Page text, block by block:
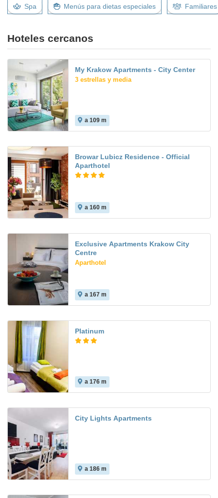
Spa Menús para dietas especiales Familiares
Hoteles cercanos
My Krakow Apartments - City Center
3 estrellas y media
a 109 m
Browar Lubicz Residence - Official
Aparthotel
a 160 m
Exclusive Apartments Krakow City
Centre
Aparthotel
a 167 m
Platinum
a 176 m
City Lights Apartments
a 186 m